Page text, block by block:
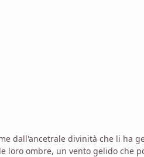
dall'ancetrale divinità che li ha
loro ombre, un vento gelido che